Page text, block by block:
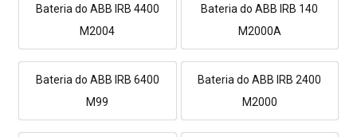
Bateria do ABB IRB 4400
M2004
Bateria do ABB IRB 140
M2000A
Bateria do ABB IRB 6400
M99
Bateria do ABB IRB 2400
M2000